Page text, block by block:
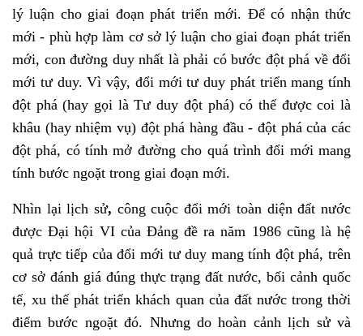
lý luận cho giai đoạn phát triển mới. Để có nhận thức
mới - phù hợp làm cơ sở lý luận cho giai đoạn phát triển
mới, con đường duy nhất là phải có bước đột phá về đổi
mới tư duy. Vì vậy, đổi mới tư duy phát triển mang tính
đột phá (hay gọi là Tư duy đột phá) có thể được coi là
khâu (hay nhiệm vụ) đột phá hàng đầu - đột phá của các
đột phá, có tính mở đường cho quá trình đổi mới mang
tính bước ngoặt trong giai đoạn mới.
Nhìn lại lịch sử, công cuộc đổi mới toàn diện đất nước
được Đại hội VI của Đảng đề ra năm 1986 cũng là hệ
quả trực tiếp của đổi mới tư duy mang tính đột phá, trên
cơ sở đánh giá đúng thực trạng đất nước, bối cảnh quốc
tế, xu thế phát triển khách quan của đất nước trong thời
điểm bước ngoặt đó. Nhưng do hoàn cảnh lịch sử và